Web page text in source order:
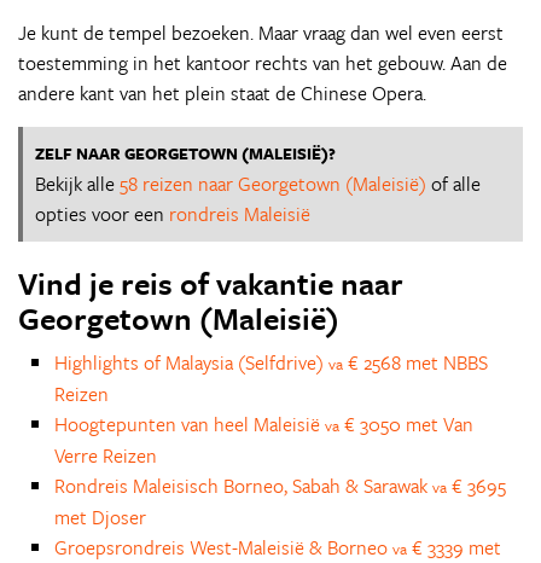
Je kunt de tempel bezoeken. Maar vraag dan wel even eerst
toestemming in het kantoor rechts van het gebouw. Aan de
andere kant van het plein staat de Chinese Opera.
ZELF NAAR GEORGETOWN (MALEISIË)?
Bekijk alle58 reizen naar Georgetown (Maleisië) of alle
opties voor een rondreis Maleisië
Vind je reis of vakantie naar
Georgetown (Maleisië)
Highlights of Malaysia (Selfdrive) va € 2568 met NBBS
Reizen
Hoogtepunten van heel Maleisië va € 3050 met Van
Verre Reizen
Rondreis Maleisisch Borneo, Sabah & Sarawak va € 3695
met Djoser
Groepsrondreis West-Maleisië & Borneo va € 3339 met